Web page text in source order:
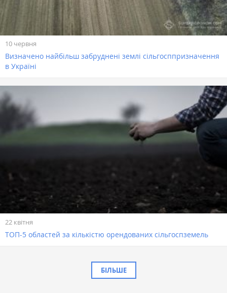
10 червня
Визначено найбільш забруднені землі сільгосппризначення
в Україні
22 квітня
ТОП-5 областей за кількістю орендованих сільгоспземель
БІЛЬШЕ